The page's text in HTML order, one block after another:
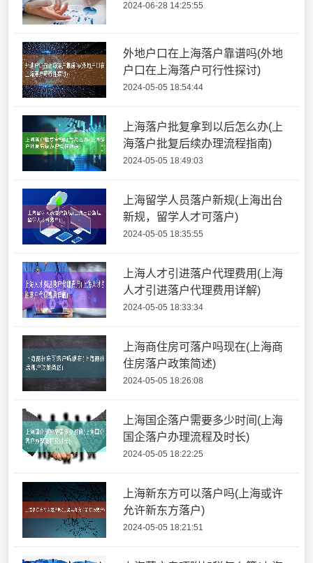
2024-06-28 14:25:55
外地户口在上海落户靠谱吗(外地
户口在上海落户可行性探讨)
2024-05-05 18:54:44
上海落户批复拿到以后怎么办(上
海落户批复后续办理流程指南)
2024-05-05 18:49:03
上海留学人员落户新规(上海出台
新规，留学人才可落户)
2024-05-05 18:35:55
上海人才引进落户代理费用(上海
人才引进落户代理费用详解)
2024-05-05 18:33:34
上海商住房可落户吗现在(上海商
住房落户政策简述)
2024-05-05 18:26:08
上海国企落户需要多少时间(上海
国企落户办理流程及时长)
2024-05-05 18:22:25
上海新东方可以落户吗(上海或许
允许新东方落户)
2024-05-05 18:21:51